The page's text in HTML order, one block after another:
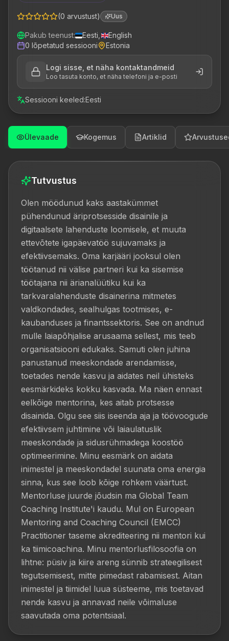
(0 arvustust) Uus
Pakub teenust: Eesti
English
0 lõpetatud sessiooni Estonia
Logi sisse, et näha kontaktandmeid
Loo tasuta konto, et näha telefoni ja e-posti
Sessiooni keeled:Eesti
Ülevaade Kogemus Artiklid
Tutvustus
Olen möödunud kaks aastakümmet
pühendunud äriprotsesside disainile ja
digitaalsete lahenduste loomisele, et muuta
ettevõtete igapäevatöö sujuvamaks ja
efektiivsemaks. Oma karjääri jooksul olen
töötanud nii välise partneri kui ka sisemise
töötajana nii ärianalüütiku kui ka
tarkvaralahenduste disainerina mitmetes
valdkondades, sealhulgas tootmises, e-
kaubanduses ja finantssektoris. See on andnud
mulle laiapõhjalise arusaama sellest, mis teeb
organisatsiooni edukaks. Samuti olen juhina
panustanud meeskondade arendamisse,
toetades nende kasvu ja aidates neil ühisteks
eesmärkideks kokku kasvada. Ma näen ennast
eelkõige mentorina, kes aitab protsesse
disainida. Olgu see siis iseenda aja ja töövoogude
efektiivsem juhtimine või laiaulatuslik
meeskondade ja sidusrühmadega koostöö
optimeerimine. Minu eesmärk on aidata
inimestel ja meeskondadel suunata oma energia
sinna, kus see loob kõige rohkem väärtust.
Mentorluse juurde jõudsin ma Global Team
Coaching Institute'i kaudu. Mul on European
Mentoring and Coaching Council (EMCC)
Practitioner taseme akrediteering nii mentori kui
ka tiimicoachina. Minu mentorlusfilosoofia on
lihtne: püsiv ja kiire areng sünnib strateegilisest
tegutsemisest, mitte pimedast rabamisest. Aitan
inimestel ja tiimidel luua süsteeme, mis toetavad
nende kasvu ja annavad neile võimaluse
saavutada oma potentsiaal.